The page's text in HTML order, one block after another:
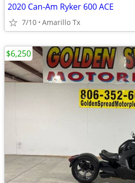
2020 Can-Am Ryker 600 ACE
7/10 Amarillo Tx
$6,250